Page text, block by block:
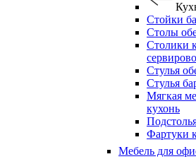
Стойки
Столы
Столики
Стулья
Стулья
Мягкая
кухонь
Фартуки
Мебель для